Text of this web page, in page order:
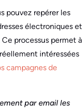
pouvez repérer les
électroniques et
processus permet à
intéressées
campagnes de
par email les